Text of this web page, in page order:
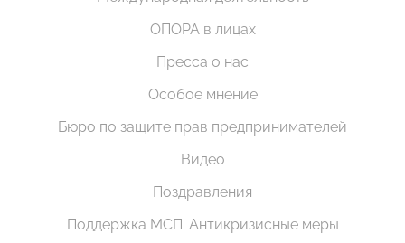
ОПОРА в лицах
Пресса о нас
Особое мнение
Бюро по защите прав предпринимателей
Видео
Поздравления
Поддержка МСП. Антикризисные меры